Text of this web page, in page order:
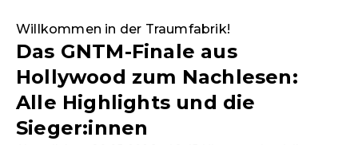
Willkommen in der Traumfabrik!
Das GNTM-Finale aus
Hollywood zum Nachlesen:
Alle Highlights und die
Sieger:innen